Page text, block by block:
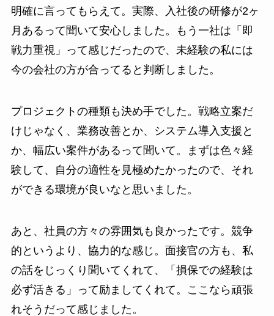
明確に言ってもらえて。実際、入社後の研修が2ヶ
月あるって聞いて安心しました。もう一社は「即
戦力重視」って感じだったので、未経験の私には
今の会社の方が合ってると判断しました。
プロジェクトの種類も決め手でした。戦略立案だ
けじゃなく、業務改善とか、システム導入支援と
か、幅広い案件があるって聞いて。まずは色々経
験して、自分の適性を見極めたかったので、それ
ができる環境が良いなと思いました。
あと、社員の方々の雰囲気も良かったです。競争
的というより、協力的な感じ。面接官の方も、私
の話をじっくり聞いてくれて、「損保での経験は
必ず活きる」って励ましてくれて。ここなら頑張
れそうだって感じました。